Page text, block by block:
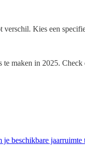
Kies een
maken in 2025.
je beschikbare jaarruimte